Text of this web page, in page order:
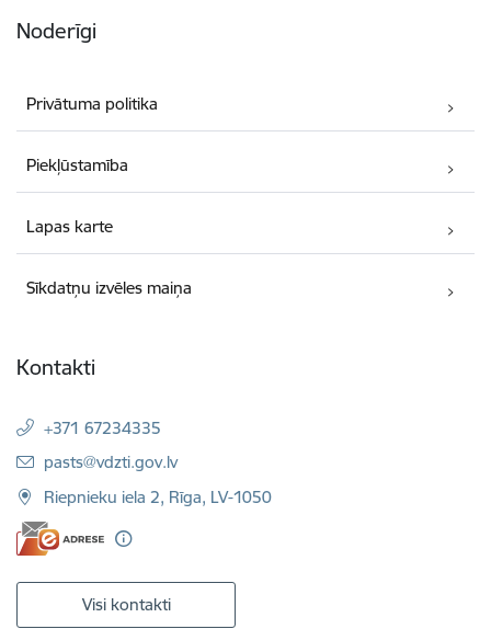
Noderīgi
Privātuma politika
Piekļūstamība
Lapas karte
Sīkdatņu izvēles maiņa
Kontakti
+371 67234335
E-pasts:
pasts@vdzti.gov.lv
Riepnieku iela 2, Rīga, LV-1050
Visi kontakti